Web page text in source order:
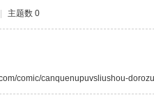
主题数 0
comic/canquenupuvsliushou-